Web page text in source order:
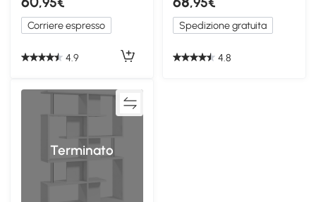
Corriere espresso
4.9
Spedizione gratuita
4.8
Terminato